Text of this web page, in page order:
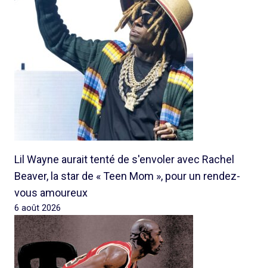
Lil Wayne aurait tenté de s'envoler avec Rachel
Beaver, la star de « Teen Mom », pour un rendez-
vous amoureux
6 août 2026